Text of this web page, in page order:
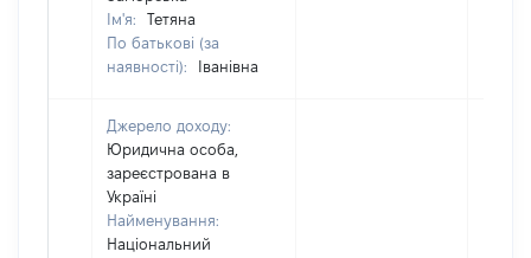
Ім'я:
Тетяна
По батькові (за
наявності):
Іванівна
Джерело доходу:
Юридична особа,
зареєстрована в
Україні
Найменування:
Національний